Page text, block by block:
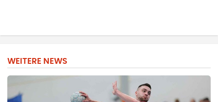
WEITERE NEWS